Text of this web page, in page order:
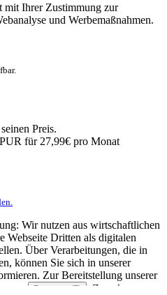
mit Ihrer Zustimmung zur
und Werbemaßnahmen.
Preis.
für 27,99€ pro Monat
Wir nutzen aus wirtschaftlichen
Webseite Dritten als digitalen
Über Verarbeitungen, die in
können Sie sich in unserer
Zur Bereitstellung unserer
von
Partnern (5)
. Zwecke: